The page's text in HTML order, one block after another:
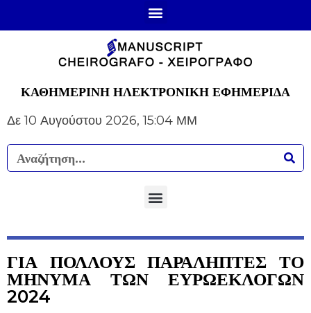
ΚΑΘΗΜΕΡΙΝΗ ΗΛΕΚΤΡΟΝΙΚΗ ΕΦΗΜΕΡΙΔΑ
Δε 10 Αυγούστου 2026, 15:04 ΜΜ
ΓΙΑ ΠΟΛΛΟΥΣ ΠΑΡΑΛΗΠΤΕΣ ΤΟ
ΜΗΝΥΜΑ ΤΩΝ ΕΥΡΩΕΚΛΟΓΩΝ
2024